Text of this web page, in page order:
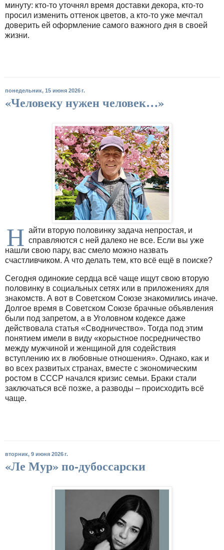
минуту: кто-то уточнял время доставки декора, кто-то
просил изменить оттенок цветов, а кто-то уже мечтал
доверить ей оформление самого важного дня в своей
жизни.
понедельник, 15 июня 2026 г.
«Человеку нужен человек…»
Н айти вторую половинку задача непростая, и
справляются с ней далеко не все. Если вы уже
нашли свою пару, вас смело можно назвать
счастливчиком. А что делать тем, кто всё ещё в поиске?
Сегодня одинокие сердца всё чаще ищут свою вторую
половинку в социальных сетях или в приложениях для
знакомств. А вот в Советском Союзе знакомились иначе.
Долгое время в Советском Союзе брачные объявления
были под запретом, а в Уголовном кодексе даже
действовала статья «Сводничество». Тогда под этим
понятием имели в виду «корыстное посредничество
между мужчиной и женщиной для содействия
вступлению их в любовные отношения». Однако, как и
во всех развитых странах, вместе с экономическим
ростом в СССР начался кризис семьи. Браки стали
заключаться всё позже, а разводы – происходить всё
чаще.
вторник, 9 июня 2026 г.
«Ле Мур» по-дубоссарски